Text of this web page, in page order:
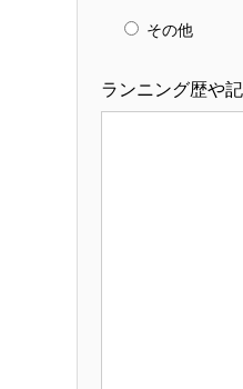
その他
ランニング歴や